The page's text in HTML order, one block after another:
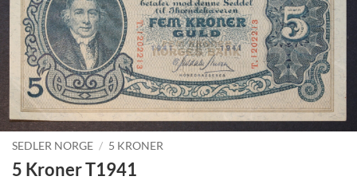
SEDLER NORGE / 5 KRONER
5 Kroner T1941